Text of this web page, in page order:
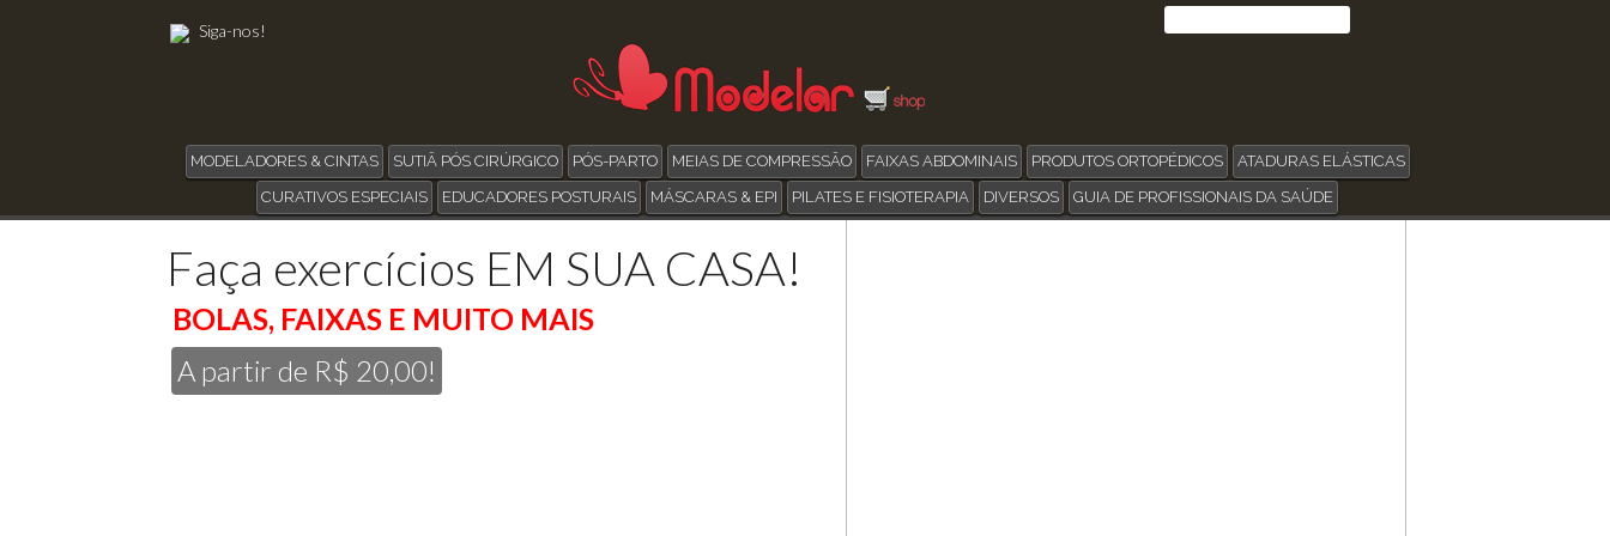
Siga-nos!
MODELADORES & CINTAS SUTIÃ PÓS CIRÚRGICO PÓS-PARTO MEIAS DE COMPRESSÃO FAIXAS ABDOMINAIS PRODUTOS ORTOPÉDICOS
ATADURAS ELÁSTICAS
CURATIVOS ESPECIAIS
EDUCADORES POSTURAIS MÁSCARAS & EPI PILATES E FISIOTERAPIA DIVERSOS GUIA DE PROFISSIONAIS DA SAÚDE